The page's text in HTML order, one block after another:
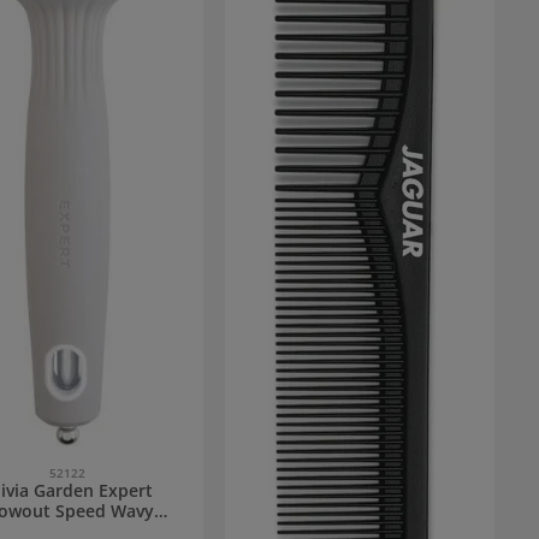
52122
Garden Expert
Speed Wavy